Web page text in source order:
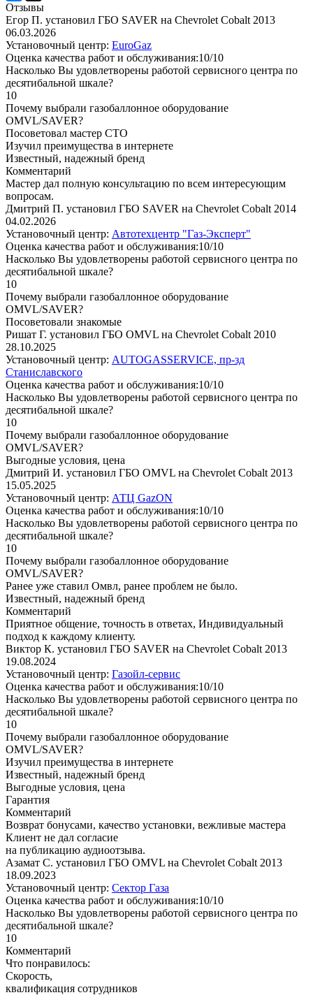
Отзывы
Егор П. установил ГБО SAVER на Chevrolet Cobalt 2013
06.03.2026
Установочный центр: EuroGaz
Оценка качества работ и обслуживания:10/10
Насколько Вы удовлетворены работой сервисного центра по
десятибальной шкале?
10
Почему выбрали газобаллонное оборудование
OMVL/SAVER?
Посоветовал мастер СТО
Изучил преимущества в интернете
Известный, надежный бренд
Комментарий
Мастер дал полную консультацию по всем интересующим
вопросам.
Дмитрий П. установил ГБО SAVER на Chevrolet Cobalt 2014
04.02.2026
Установочный центр: Автотехцентр "Газ-Эксперт"
Оценка качества работ и обслуживания:10/10
Насколько Вы удовлетворены работой сервисного центра по
десятибальной шкале?
10
Почему выбрали газобаллонное оборудование
OMVL/SAVER?
Посоветовали знакомые
Ришат Г. установил ГБО OMVL на Chevrolet Cobalt 2010
28.10.2025
Установочный центр: AUTOGASSERVICE, пр-зд
Станиславского
Оценка качества работ и обслуживания:10/10
Насколько Вы удовлетворены работой сервисного центра по
десятибальной шкале?
10
Почему выбрали газобаллонное оборудование
OMVL/SAVER?
Выгодные условия, цена
Дмитрий И. установил ГБО OMVL на Chevrolet Cobalt 2013
15.05.2025
Установочный центр: АТЦ GazON
Оценка качества работ и обслуживания:10/10
Насколько Вы удовлетворены работой сервисного центра по
десятибальной шкале?
10
Почему выбрали газобаллонное оборудование
OMVL/SAVER?
Ранее уже ставил Омвл, ранее проблем не было.
Известный, надежный бренд
Комментарий
Приятное общение, точность в ответах, Индивидуальный
подход к каждому клиенту.
Виктор К. установил ГБО SAVER на Chevrolet Cobalt 2013
19.08.2024
Установочный центр: Газойл-сервис
Оценка качества работ и обслуживания:10/10
Насколько Вы удовлетворены работой сервисного центра по
десятибальной шкале?
10
Почему выбрали газобаллонное оборудование
OMVL/SAVER?
Изучил преимущества в интернете
Известный, надежный бренд
Выгодные условия, цена
Гарантия
Комментарий
Возврат бонусами, качество установки, вежливые мастера
Клиент не дал согласие
на публикацию аудиоотзыва.
Азамат С. установил ГБО OMVL на Chevrolet Cobalt 2013
18.09.2023
Установочный центр: Сектор Газа
Оценка качества работ и обслуживания:10/10
Насколько Вы удовлетворены работой сервисного центра по
десятибальной шкале?
10
Комментарий
Что понравилось:
Скорость,
квалификация сотрудников